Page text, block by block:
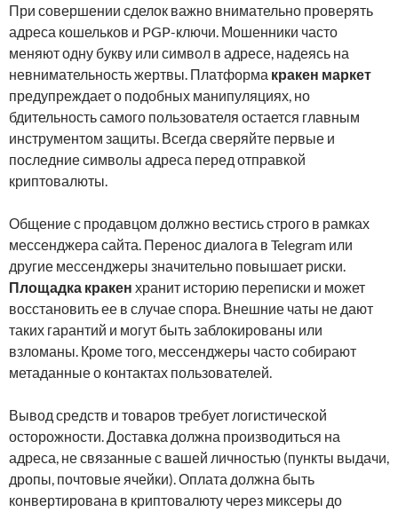
При совершении сделок важно внимательно проверять
адреса кошельков и PGP-ключи. Мошенники часто
меняют одну букву или символ в адресе, надеясь на
невнимательность жертвы. Платформа кракен маркет
предупреждает о подобных манипуляциях, но
бдительность самого пользователя остается главным
инструментом защиты. Всегда сверяйте первые и
последние символы адреса перед отправкой
криптовалюты.
Общение с продавцом должно вестись строго в рамках
мессенджера сайта. Перенос диалога в Telegram или
другие мессенджеры значительно повышает риски.
Площадка кракен хранит историю переписки и может
восстановить ее в случае спора. Внешние чаты не дают
таких гарантий и могут быть заблокированы или
взломаны. Кроме того, мессенджеры часто собирают
метаданные о контактах пользователей.
Вывод средств и товаров требует логистической
осторожности. Доставка должна производиться на
адреса, не связанные с вашей личностью (пункты выдачи,
дропы, почтовые ячейки). Оплата должна быть
конвертирована в криптовалюту через миксеры до